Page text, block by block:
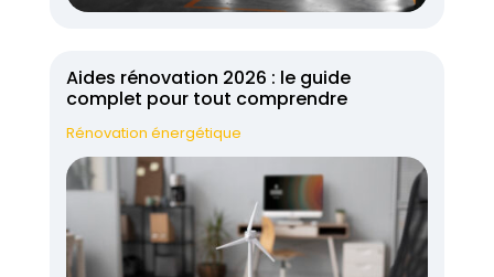
Aides rénovation 2026 : le guide
complet pour tout comprendre
Rénovation énergétique